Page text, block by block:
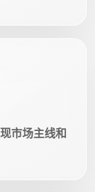
市场主线和